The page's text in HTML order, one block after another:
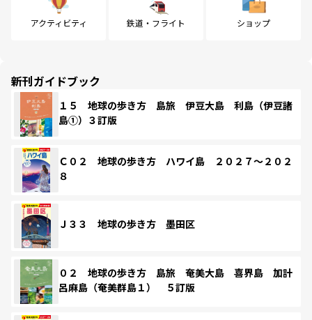
アクティビティ 鉄道・フライト ショップ
新刊ガイドブック
１５ 地球の歩き方 島旅 伊豆大島 利島（伊豆諸
島①）３訂版
Ｃ０２ 地球の歩き方 ハワイ島 ２０２７～２０２
８
Ｊ３３ 地球の歩き方 墨田区
０２ 地球の歩き方 島旅 奄美大島 喜界島 加計
呂麻島（奄美群島１） ５訂版